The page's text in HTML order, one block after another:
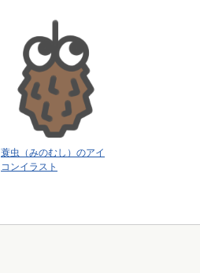
蓑虫（みのむし）のアイ
コンイラスト